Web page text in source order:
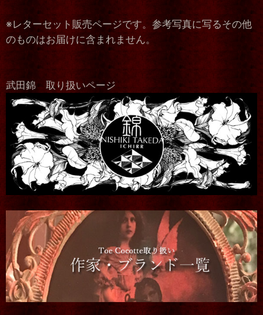
※レターセット販売ページです。参考写真に写るその他
のものはお届けに含まれません。
武田錦 取り扱いページ